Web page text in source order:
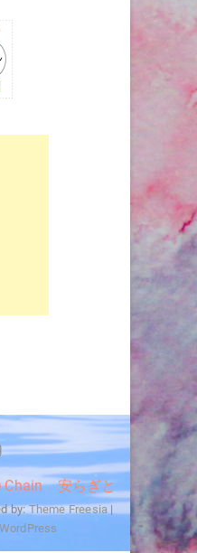
Instagram
Chain 安らぎと
by:Theme Freesia |
WordPress